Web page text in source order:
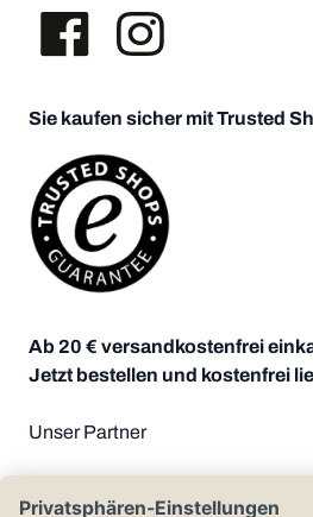
Sie kaufen sicher mit Trusted
Ab 20 € versandkostenfrei
Jetzt bestellen und kostenfrei
Unser Partner